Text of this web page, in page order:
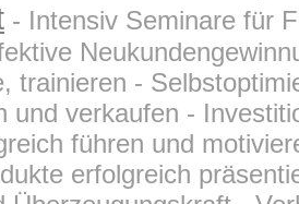
- Intensiv Seminare für
trainieren -
und verkaufen -
führen und
erfolgreich